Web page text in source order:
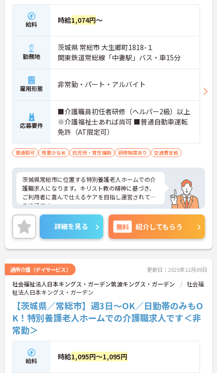
給料 時給1,074円～
勤務地
茨城県 常総市 大生郷町1818-１
関東鉄道常総線「中妻駅」バス・車15分
雇用形態 非常勤・パート・アルバイト
応募要件
■介護職員初任者研修（ヘルパー2級）以上
※介護福祉士あれば尚可 ■普通自動車運転
免許（AT限定可）
車通勤可 残業少なめ 託児所・育児補助 研修制度あり 交通費支給
茨城県常総市に位置する特別養護老人ホームでの介
護職求人になります。キリスト教の精神に基づき、
ご利用者に喜んで仕えるケアを目指し運営されてい
る施設です。
ご興味のある方には、面接対策ポイントなど、さら
に詳細をお話しいたしますので、お気軽にご相談く
ださい。
詳細を見る 無料 紹介してもらう
通所介護（デイサービス） 更新日：2025年12月09日
社会福祉法人日本キングス・ガーデン筑波キングス・ガーデン
社会福
祉法人日本キングス・ガーデン
【茨城県／常総市】週3日～OK／日勤帯のみもO
K！特別養護老人ホームでの介護職求人です＜非
常勤＞
給料 時給1,095円～1,095円